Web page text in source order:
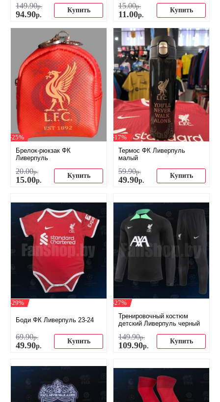
149.90р.
94.90р.
Купить
15.00р.
11.00р.
Купить
-25%
Брелок-рюкзак ФК
Ливерпуль
20.00р.
15.00р.
Купить
-17%
Термос ФК Ливерпуль
малый
59.90р.
49.90р.
Купить
-29%
Боди ФК Ливерпуль 23-24
69.90р.
49.90р.
Купить
-27%
Тренировочный костюм
детский Ливерпуль черный
149.90р.
109.90р.
Купить